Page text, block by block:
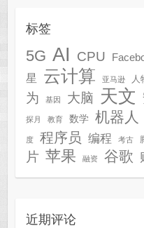
标签
5G AI CPU
星
云计算 亚马逊 人
为
基因 大脑 天文
探月 教育 数学 机器人
度 程序员 编程 考古
片 苹果 融资 谷歌
近期评论